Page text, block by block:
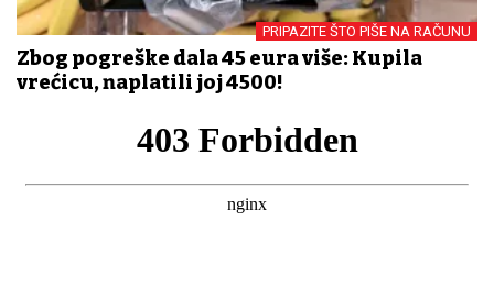
PRIPAZITE ŠTO PIŠE NA RAČUNU
Zbog pogreške dala 45 eura više: Kupila
vrećicu, naplatili joj 4500!